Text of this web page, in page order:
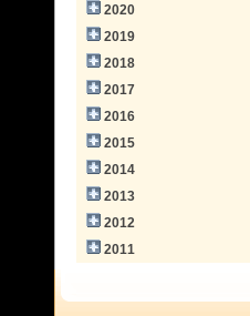
2020
2019
2018
2017
2016
2015
2014
2013
2012
2011